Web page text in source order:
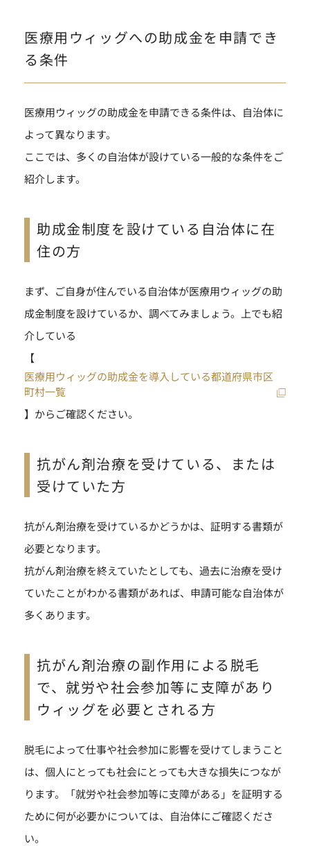
医療用ウィッグへの助成金を申請でき
る条件
医療用ウィッグの助成金を申請できる条件は、自治体に
よって異なります。
ここでは、多くの自治体が設けている一般的な条件をご
紹介します。
助成金制度を設けている自治体に在
住の方
まず、ご自身が住んでいる自治体が医療用ウィッグの助
成金制度を設けているか、調べてみましょう。上でも紹
介している
【
医療用ウィッグの助成金を導入している都道府県市区
町村一覧
】からご確認ください。
抗がん剤治療を受けている、または
受けていた方
抗がん剤治療を受けているかどうかは、証明する書類が
必要となります。
抗がん剤治療を終えていたとしても、過去に治療を受け
ていたことがわかる書類があれば、申請可能な自治体が
多くあります。
抗がん剤治療の副作用による脱毛
で、就労や社会参加等に支障があり
ウィッグを必要とされる方
脱毛によって仕事や社会参加に影響を受けてしまうこと
は、個人にとっても社会にとっても大きな損失につなが
ります。「就労や社会参加等に支障がある」を証明する
ために何が必要かについては、自治体にご確認くださ
い。